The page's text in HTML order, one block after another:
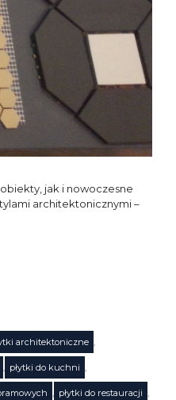
jak i nowoczesne
architektonicznymi –
architektoniczne ,
, płytki do kuchni ,
, płytki do restauracji ,